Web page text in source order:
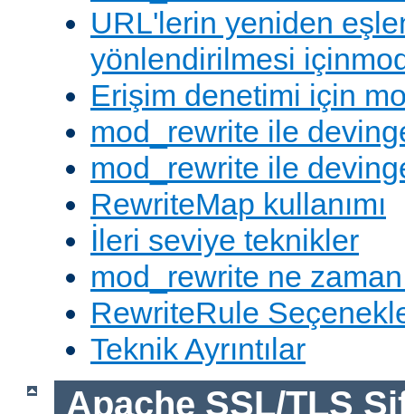
URL'lerin yeniden
yönlendirilmesi
Erişim denetimi için
mod_rewrite ile
mod_rewrite ile
RewriteMap kullanımı
İleri seviye teknikler
mod_rewrite ne
RewriteRule
Teknik Ayrıntılar
Apache SSL/TLS